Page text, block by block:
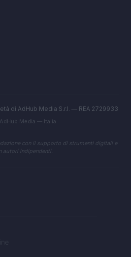
di AdHub Media S.r.l. — REA 2729933
Media — Italia
con il supporto di strumenti digitali e
autori indipendenti.